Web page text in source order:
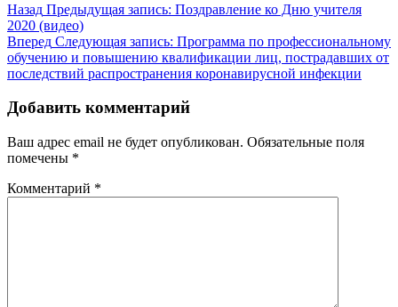
Назад Предыдущая запись: Поздравление ко Дню учителя
2020 (видео)
Вперед Следующая запись: Программа по профессиональному
обучению и повышению квалификации лиц, пострадавших от
последствий распространения коронавирусной инфекции
Добавить комментарий
Ваш адрес email не будет опубликован. Обязательные поля
помечены *
Комментарий *